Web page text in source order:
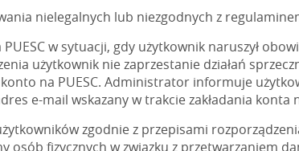
nielegalnych lub niezgodnych z
w sytuacji, gdy użytkownik naruszył
użytkownik nie zaprzestanie działań
na PUESC. Administrator informuje
e-mail wskazany w trakcie zakładania konta
zgodnie z przepisami
osób fizycznych w związku z przetwarzaniem